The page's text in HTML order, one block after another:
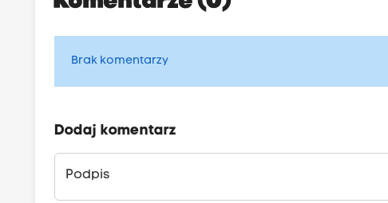
Brak komentarzy
Dodaj komentarz
Podpis